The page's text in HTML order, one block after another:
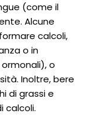
(come il
Alcune
calcoli,
o in
o
Inoltre, bere
di grassi e
calcoli.